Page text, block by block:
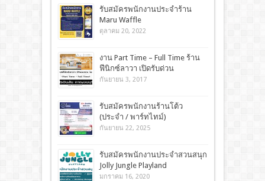
รับสมัครพนักงานประจำร้าน
Maru Waffle
ตุลาคม 20, 2022
งาน Part Time – Full Time ร้าน
ฟีนิกซ์ลาวา เปิดรับด่วน
กันยายน 3, 2017
รับสมัครพนักงานร้านโต้ว
(ประจำ / พาร์ทไทม์)
กันยายน 22, 2025
รับสมัครพนักงานประจำสวนสนุก
Jolly Jungle Playland
มกราคม 16, 2020